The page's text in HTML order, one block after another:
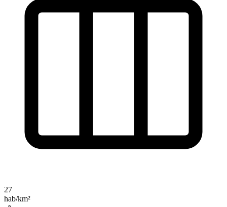
27
hab/km²